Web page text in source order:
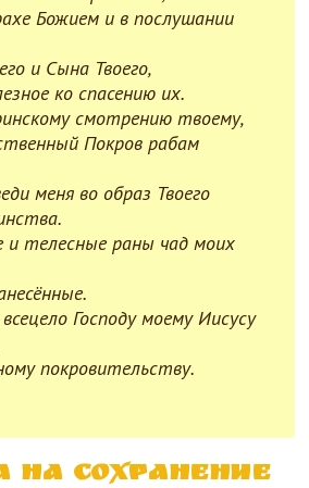
Божием и в послушании
и Сына Твоего,
ко спасению их.
смотрению твоему,
Покров рабам
меня во образ Твоего
и телесные раны чад моих
Господу моему Иисусу
покровительству.
на сохранение